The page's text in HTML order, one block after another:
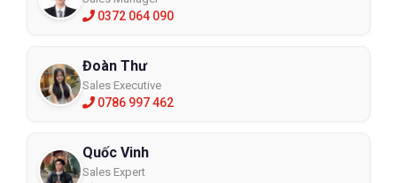
0372 064 090
Đoàn Thư
Sales Executive
0786 997 462
Quốc Vinh
Sales Expert